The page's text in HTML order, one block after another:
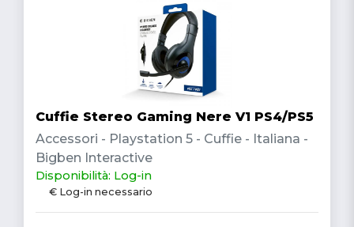
Cuffie Stereo Gaming Nere V1 PS4/PS5
Accessori - Playstation 5 - Cuffie - Italiana -
Bigben Interactive
Disponibilità: Log-in
€ Log-in necessario